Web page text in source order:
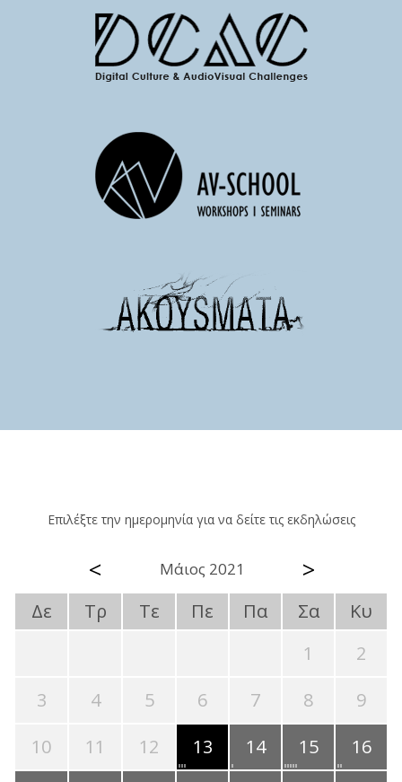
Επιλέξτε την ημερομηνία για να δείτε τις εκδηλώσεις
< Μάιος 2021 >
Δε Τρ Τε Πε Πα Σα
Κυ
1
2
3
4 5 6 7 8
9
10
11 12 13 14 15
16